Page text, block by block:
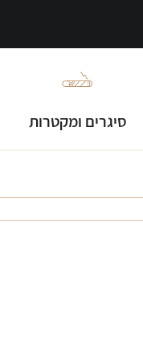
סיגרים ומקטרות